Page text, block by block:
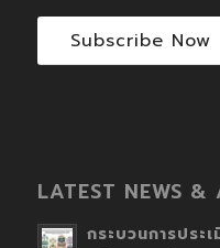
Subscribe Now
LATEST NEWS &
กระบวนการปร